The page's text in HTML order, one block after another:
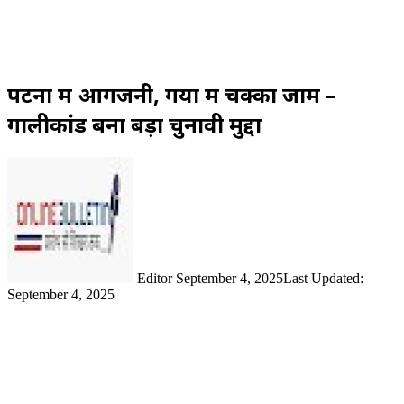
पटना में आगजनी, गया में चक्का जाम –
गालीकांड बना बड़ा चुनावी मुद्दा
Editor September 4, 2025Last Updated:
September 4, 2025